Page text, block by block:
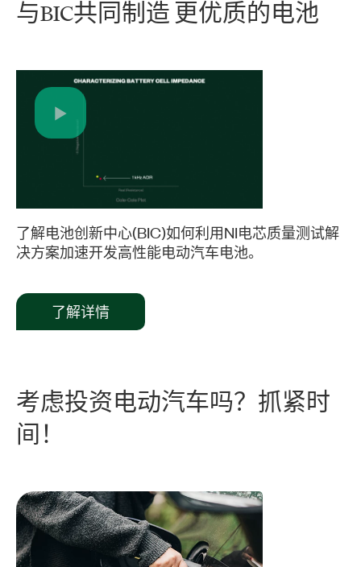
与BIC共同 制造 更优质的电池
了解电池创新中心(BIC)如何利用NI电芯质量测试解
决方案加速开发高性能电动汽车电池。
了解详情
考虑投资电动汽车吗？ 抓紧时
间！